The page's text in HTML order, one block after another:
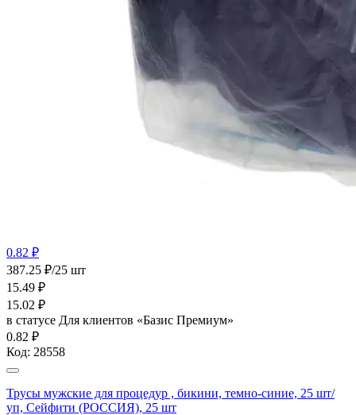
0.82 ₽
387.25 ₽/25 шт
15.49 ₽
15.02 ₽
в статусе Для клиентов «Базис Премиум»
0.82 ₽
Код: 28558
Трусы мужские для процедур , бикини, темно-синие, 25 шт/
уп, Сейфити (РОССИЯ), 25 шт